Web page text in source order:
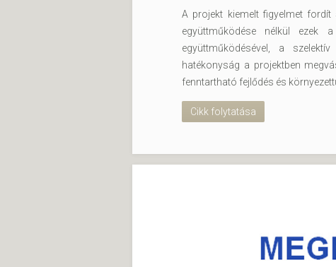
A projekt kiemelt figyelmet
együttműködése nélkül ezek
együttműködésével, a
hatékonyság a projektben
fenntartható fejlődés és
Cikk folytatása